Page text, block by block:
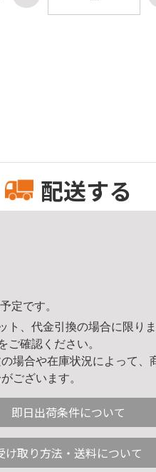
配送する
定です。
ト、代金引換の場合に限り
ご確認ください。
場合や在庫状況によって、
ございます。
即日出荷条件について
け取り方法・送料について